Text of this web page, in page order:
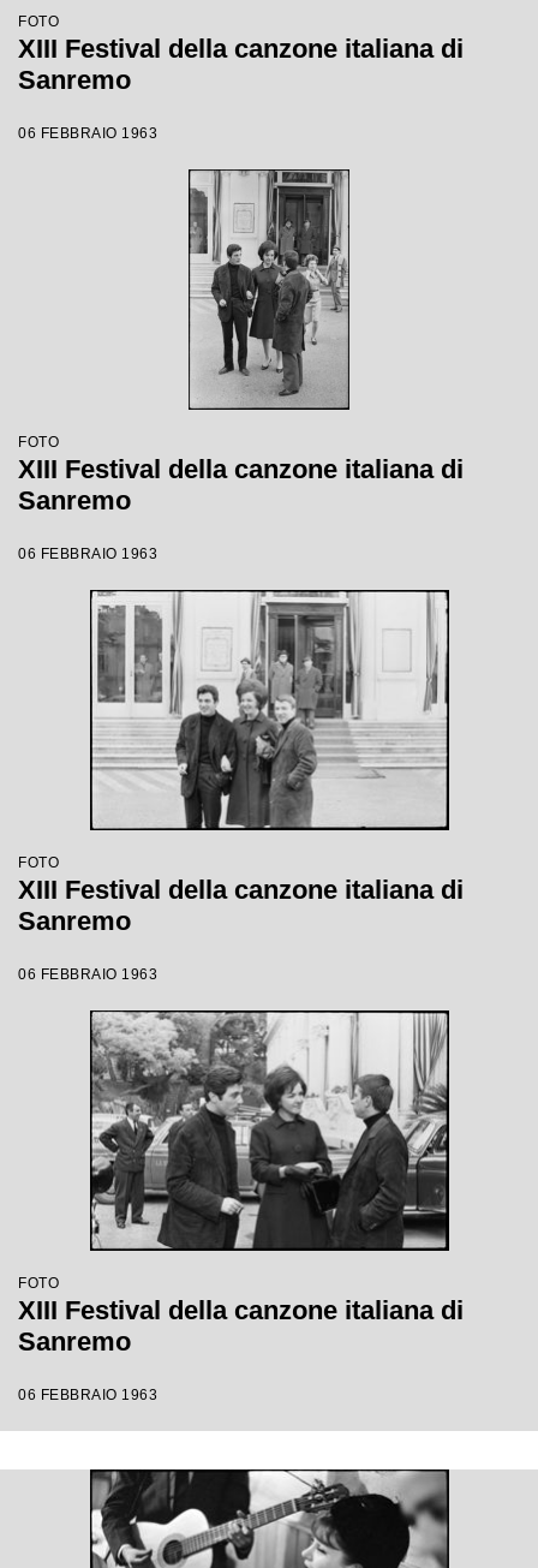
FOTO
XIII Festival della canzone italiana di
Sanremo
06 FEBBRAIO 1963
FOTO
XIII Festival della canzone italiana di
Sanremo
06 FEBBRAIO 1963
FOTO
XIII Festival della canzone italiana di
Sanremo
06 FEBBRAIO 1963
FOTO
XIII Festival della canzone italiana di
Sanremo
06 FEBBRAIO 1963